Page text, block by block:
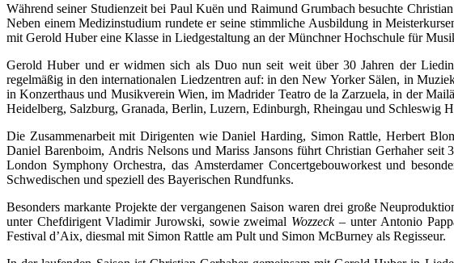
Während seiner Studienzeit bei Paul Kuën und Raimund Grumbach besuchte
Neben einem Medizinstudium rundete er seine stimmliche Ausbildung in
mit Gerold Huber eine Klasse in Liedgestaltung an der Münchner Hochschule für
Gerold Huber und er widmen sich als Duo nun seit weit über 30 Jahren der
regelmäßig in den internationalen Liedzentren auf: in den New Yorker Sälen, in
in Konzerthaus und Musikverein Wien, im Madrider Teatro de la Zarzuela, in der
Heidelberg, Salzburg, Granada, Berlin, Luzern, Edinburgh, Rheingau und Schleswig
Die Zusammenarbeit mit Dirigenten wie Daniel Harding, Simon Rattle, Herbert
Daniel Barenboim, Andris Nelsons und Mariss Jansons führt Christian Gerhaher seit
London Symphony Orchestra, das Amsterdamer Concertgebouworkest und
Schwedischen und speziell des Bayerischen Rundfunks.
Besonders markante Projekte der vergangenen Saison waren drei große
unter Chefdirigent Vladimir Jurowski, sowie zweimal Wozzeck– unter Antonio
Festival d’Aix, diesmal mit Simon Rattle am Pult und Simon McBurney als Regisseur.